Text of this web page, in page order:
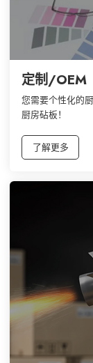
定制/OEM
您需要个性化的
厨房砧板！
了解更多